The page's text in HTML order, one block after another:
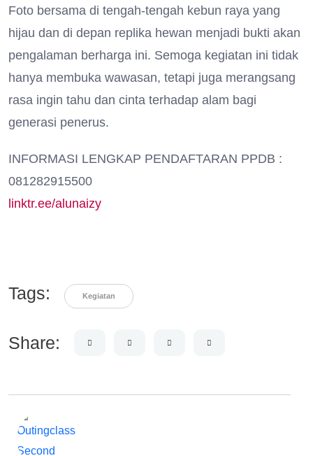
Foto bersama di tengah-tengah kebun raya yang
hijau dan di depan replika hewan menjadi bukti akan
pengalaman berharga ini. Semoga kegiatan ini tidak
hanya membuka wawasan, tetapi juga merangsang
rasa ingin tahu dan cinta terhadap alam bagi
generasi penerus.
INFORMASI LENGKAP PENDAFTARAN PPDB :
081282915500
linktr.ee/alunaizy
Tags: Kegiatan
Share: